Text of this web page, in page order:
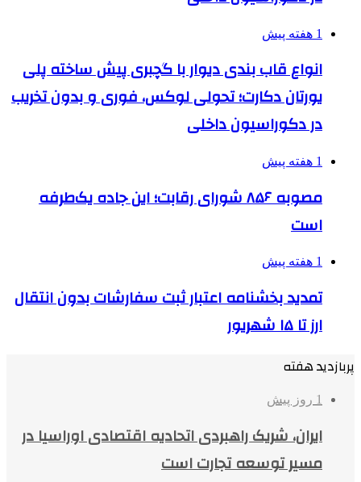
1 هفته پیش
انواع قاب بندی دیوار با گچبری پیش ساخته پلی
یورتان دکارت؛ تحولی لوکس، فوری و بدون تخریب
در دکوراسیون داخلی
1 هفته پیش
مصوبه ۸۵۶ شورای رقابت؛ این جاده یک‌طرفه
است
1 هفته پیش
تمدید بخشنامه اعتبار ثبت سفارشات بدون انتقال
ارز تا ۱۵ شهریور
پربازدید هفته
1 روز پیش
ایران، شریک راهبردی اتحادیه اقتصادی اوراسیا در
مسیر توسعه تجارت است